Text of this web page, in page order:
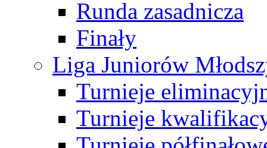
Runda zasadnicza
Finały
Liga Juniorów
Turnieje
Turnieje